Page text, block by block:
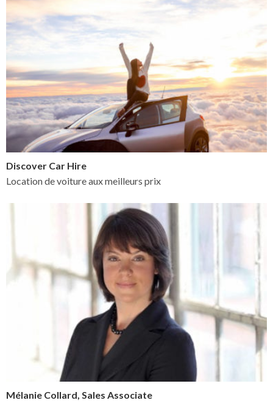
Discover Car Hire
Location de voiture aux meilleurs prix
Mélanie Collard, Sales Associate